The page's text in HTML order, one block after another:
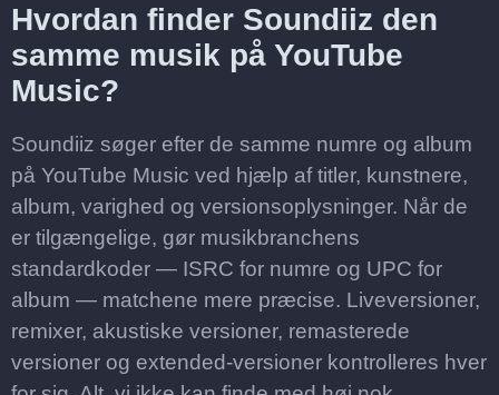
Hvordan finder Soundiiz den
samme musik på YouTube
Music?
Soundiiz søger efter de samme numre og album
på YouTube Music ved hjælp af titler, kunstnere,
album, varighed og versionsoplysninger. Når de
er tilgængelige, gør musikbranchens
standardkoder — ISRC for numre og UPC for
album — matchene mere præcise. Liveversioner,
remixer, akustiske versioner, remasterede
versioner og extended-versioner kontrolleres hver